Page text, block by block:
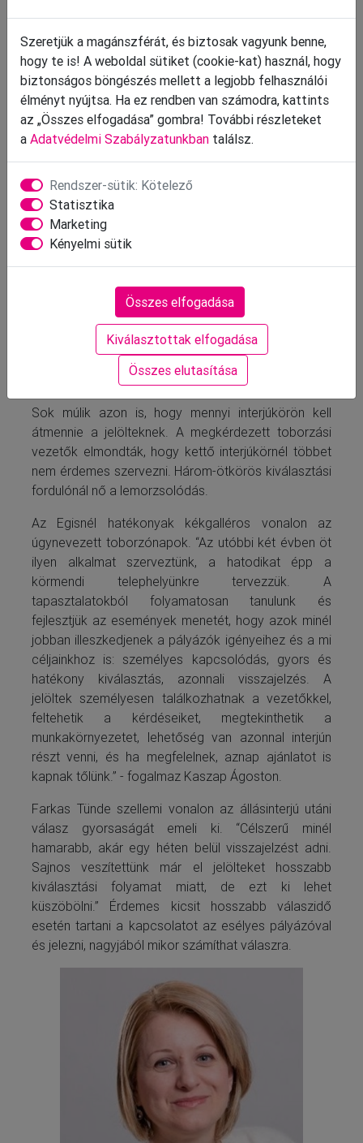
tudása mellett fontos a személyisége és az, hogy
milyen csapatba keressük
Ha pedig külsős toborzási szolgáltatóval dolgozik
együtt a cég, akkor minden fontos információval el
és a kínálat összepárosítása. A cég megítélése is
egy fontos tényező a toborzás során, mennyire
népszerű, trendi a piacon. Ha sikerül felkelteni a
pályázó érdeklődését, akkor halad tovább a
toborzási folyamatban” - mondja Farkas Tünde.
Sok múlik azon is, hogy mennyi interjúkörön kell
átmennie a jelölteknek. A megkérdezett toborzási
vezetők elmondták, hogy kettő interjúkörnél többet
nem érdemes szervezni. Három-ötkörös kiválasztási
fordulónál nő a lemorzsolódás.
Az Egisnél hatékonyak kékgalléros vonalon az
úgynevezett toborzónapok. “Az utóbbi két évben öt
ilyen alkalmat szerveztünk, a hatodikat épp a
körmendi telephelyünkre tervezzük. A
tapasztalatokból folyamatosan tanulunk és
fejlesztjük az események menetét, hogy azok minél
jobban illeszkedjenek a pályázók igényeihez és a mi
céljainkhoz is: személyes kapcsolódás, gyors és
hatékony kiválasztás, azonnali visszajelzés. A
jelöltek személyesen találkozhatnak a vezetőkkel,
feltehetik a kérdéseiket, megtekinthetik a
munkakörnyezetet, lehetőség van azonnal interjún
részt venni, és ha megfelelnek, aznap ajánlatot is
kapnak tőlünk.” - fogalmaz Kaszap Ágoston.
Farkas Tünde szellemi vonalon az állásinterjú utáni
válasz gyorsaságát emeli ki. “Célszerű minél
hamarabb, akár egy héten belül visszajelzést adni.
Sajnos veszítettünk már el jelölteket hosszabb
kiválasztási folyamat miatt, de ezt ki lehet
küszöbölni.” Érdemes kicsit hosszabb válaszidő
esetén tartani a kapcsolatot az esélyes pályázóval
és jelezni, nagyjából mikor számíthat válaszra.
Szeretjük a magánszférát, és biztosak vagyunk benne,
hogy te is! A weboldal sütiket (cookie-kat) használ, hogy
biztonságos böngészés mellett a legjobb felhasználói
élményt nyújtsa. Ha ez rendben van számodra, kattints
az „Összes elfogadása” gombra! További részleteket
a Adatvédelmi Szabályzatunkban találsz.
Rendszer-sütik: Kötelező
Statisztika
Marketing
Kényelmi sütik
Összes elfogadása
Kiválasztottak elfogadása
Összes elutasítása